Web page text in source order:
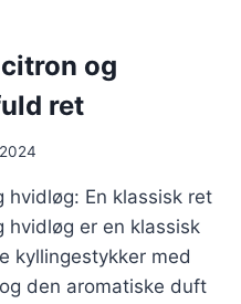
og
ret
hvidløg: En klassisk ret
hvidløg er en klassisk
kyllingestykker med
den aromatiske duft